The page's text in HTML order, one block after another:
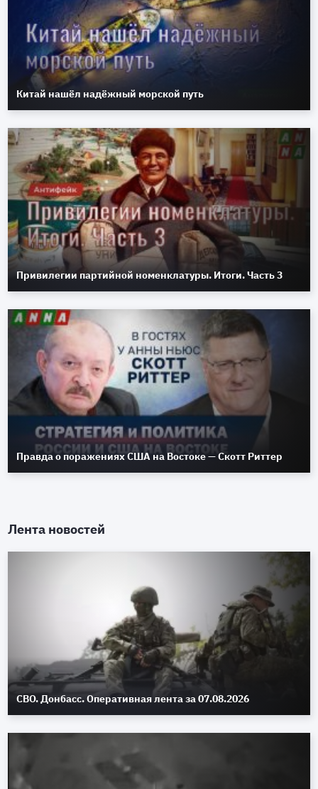
Китай нашёл надёжный морской путь
Привилегии партийной номенклатуры. Итоги. Часть 3
Правда о поражениях США на Востоке — Скотт Риттер
Лента новостей
СВО. Донбасс. Оперативная лента за 07.08.2026